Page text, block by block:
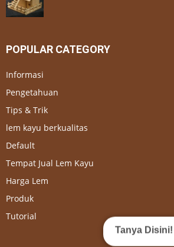
POPULAR CATEGORY
Informasi
Pengetahuan
Tips & Trik
lem kayu berkualitas
Default
Tempat Jual Lem Kayu
Harga Lem
Produk
Tutorial
Tanya Disini!